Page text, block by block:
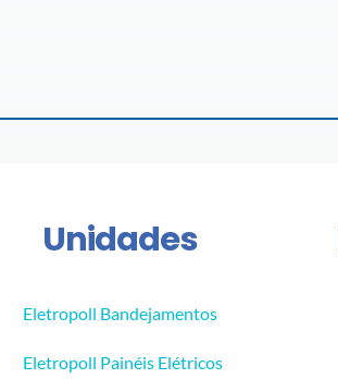
Unidades
Eletropoll Bandejamentos
Eletropoll Painéis Elétricos